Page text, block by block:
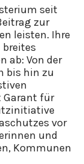
seit
zur
leisten. Ihre
breites
ab: Von der
bis hin zu
Garant für
vor
und
Kommunen